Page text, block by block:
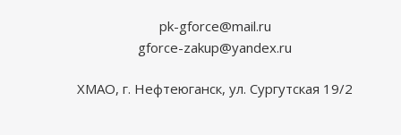
pk-gforce@mail.ru
gforce-zakup@yandex.ru
ХМАО, г. Нефтеюганск, ул. Сургутская 19/2